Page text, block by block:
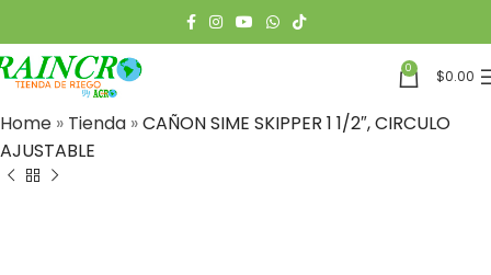
0 $0.00
Home » Tienda »CAÑON SIME SKIPPER 1 1/2″, CIRCULO
AJUSTABLE